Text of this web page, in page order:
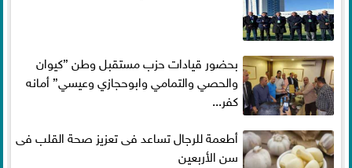
بحضور قيادات حزب مستقبل وطن ”كيوان
والحصي والتمامي وابوحجازي وعيسي” أمانه
كفر...
أطعمة للرجال تساعد فى تعزيز صحة القلب فى
سن الأربعين